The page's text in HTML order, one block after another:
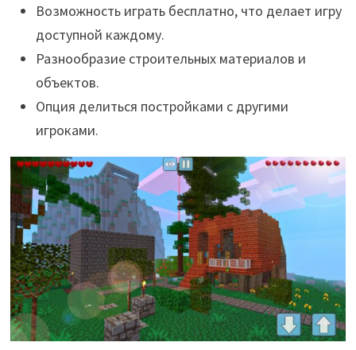
Возможность играть бесплатно, что делает игру
доступной каждому.
Разнообразие строительных материалов и
объектов.
Опция делиться постройками с другими
игроками.